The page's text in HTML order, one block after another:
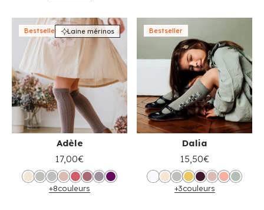
Bestseller Laine mérinos
Adèle
17,00€
+8couleurs
Bestseller
Dalia
15,50€
+3couleurs